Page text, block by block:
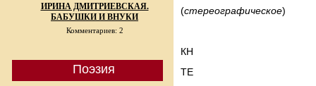
ИРИНА ДМИТРИЕВСКАЯ.
БАБУШКИ И ВНУКИ
Комментариев: 2
Поэзия
(стереографическое)
КН
ТЕ